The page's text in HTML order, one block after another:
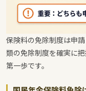
保険料の免除制度は申
類の免除制度を確実に
第一歩です。